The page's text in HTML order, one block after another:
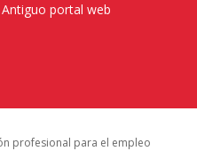
Antiguo portal web
profesional para el empleo